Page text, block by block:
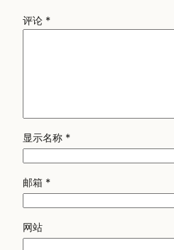
评论 *
显示名称 *
邮箱 *
网站